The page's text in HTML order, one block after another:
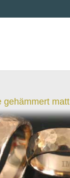
gehämmert matt